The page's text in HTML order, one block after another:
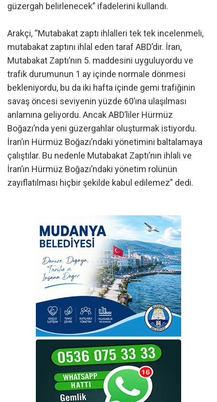
güzergah belirlenecek” ifadelerini kullandı.
Arakçi, “Mutabakat zaptı ihlalleri tek tek incelenmeli,
mutabakat zaptını ihlal eden taraf ABD’dir. İran,
Mutabakat Zaptı’nın 5. maddesini uyguluyordu ve
trafik durumunun 1 ay içinde normale dönmesi
bekleniyordu, bu da iki hafta içinde gemi trafiğinin
savaş öncesi seviyenin yüzde 60’ına ulaşılması
anlamına geliyordu. Ancak ABD’liler Hürmüz
Boğazı’nda yeni güzergahlar oluşturmak istiyordu.
İran’ın Hürmüz Boğazı’ndaki yönetimini baltalamaya
çalıştılar. Bu nedenle Mutabakat Zaptı’nın ihlali ve
İran’ın Hürmüz Boğazı’ndaki yönetim rolünün
zayıflatılması hiçbir şekilde kabul edilemez” dedi.